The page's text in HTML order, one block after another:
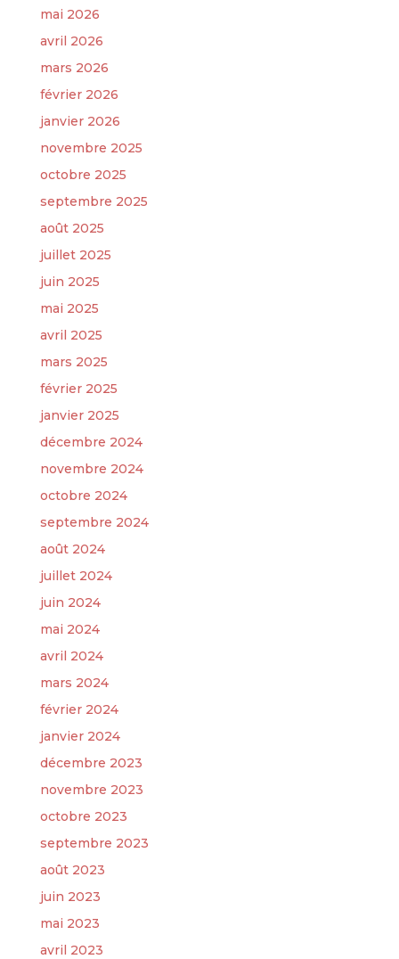
mai 2026
avril 2026
mars 2026
février 2026
janvier 2026
novembre 2025
octobre 2025
septembre 2025
août 2025
juillet 2025
juin 2025
mai 2025
avril 2025
mars 2025
février 2025
janvier 2025
décembre 2024
novembre 2024
octobre 2024
septembre 2024
août 2024
juillet 2024
juin 2024
mai 2024
avril 2024
mars 2024
février 2024
janvier 2024
décembre 2023
novembre 2023
octobre 2023
septembre 2023
août 2023
juin 2023
mai 2023
avril 2023